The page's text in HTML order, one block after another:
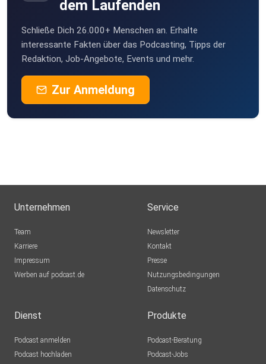
dem Laufenden
Schließe Dich 26.000+ Menschen an. Erhalte
interessante Fakten über das Podcasting, Tipps der
Redaktion, Job-Angebote, Events und mehr.
Zur Anmeldung
Unternehmen
Team
Karriere
Impressum
Werben auf podcast.de
Service
Newsletter
Kontakt
Presse
Nutzungsbedingungen
Datenschutz
Dienst
Podcast anmelden
Podcast hochladen
Produkte
Podcast-Beratung
Podcast-Jobs